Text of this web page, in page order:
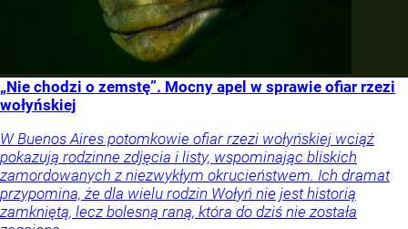
„Nie chodzi o zemstę”. Mocny apel w sprawie ofiar rzezi
wołyńskiej
W Buenos Aires potomkowie ofiar rzezi wołyńskiej wciąż
pokazują rodzinne zdjęcia i listy, wspominając bliskich
zamordowanych z niezwykłym okrucieństwem. Ich dramat
przypomina, że dla wielu rodzin Wołyń nie jest historią
zamkniętą, lecz bolesną raną, która do dziś nie została